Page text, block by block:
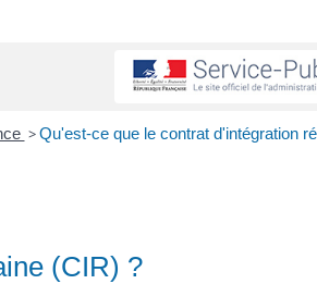
> Qu'est-ce que le contrat d'intégration
(CIR) ?